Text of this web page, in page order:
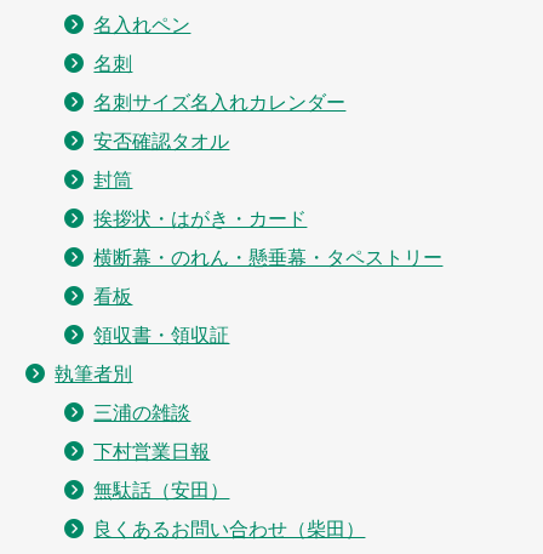
名入れペン
名刺
名刺サイズ名入れカレンダー
安否確認タオル
封筒
挨拶状・はがき・カード
横断幕・のれん・懸垂幕・タペストリー
看板
領収書・領収証
執筆者別
三浦の雑談
下村営業日報
無駄話（安田）
良くあるお問い合わせ（柴田）